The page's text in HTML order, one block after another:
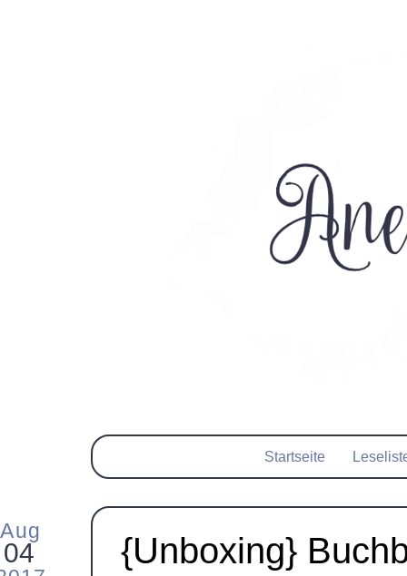
Startseite
Aug
04
{Unboxing}